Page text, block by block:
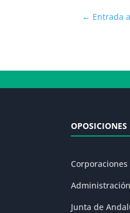
← Entrada
OPOSICIONES
Corporaciones
Junta de